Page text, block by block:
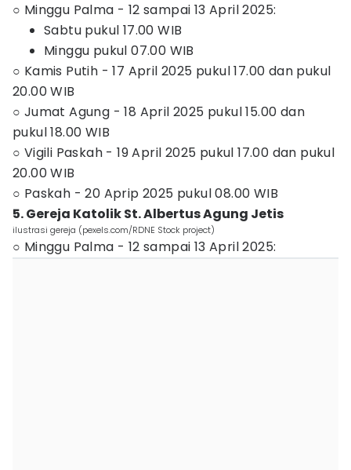
○ Minggu Palma - 12 sampai 13 April 2025:
Sabtu pukul 17.00 WIB
Minggu pukul 07.00 WIB
○ Kamis Putih - 17 April 2025 pukul 17.00 dan pukul
20.00 WIB
○ Jumat Agung - 18 April 2025 pukul 15.00 dan
pukul 18.00 WIB
○ Vigili Paskah - 19 April 2025 pukul 17.00 dan pukul
20.00 WIB
○ Paskah - 20 Aprip 2025 pukul 08.00 WIB
5. Gereja Katolik St. Albertus Agung Jetis
ilustrasi gereja (pexels.com/RDNE Stock project)
○ Minggu Palma - 12 sampai 13 April 2025: